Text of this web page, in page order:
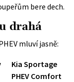
bere dech.
drahá
mluví jasně:
Kia Sportage
PHEV Comfort